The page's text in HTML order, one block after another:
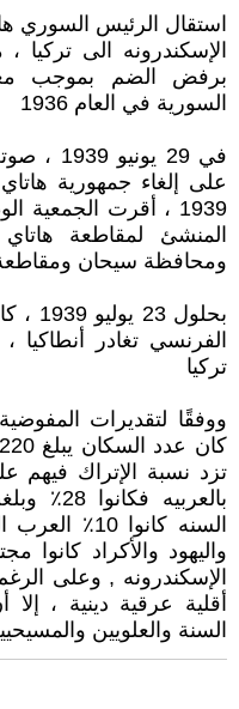
استقال الرئيس السوري
الإسكندرونه الى تركيا
برفض الضم بموجب
السورية في العام 1936
في 29
1939 ، أقرت الجمعية
المنشئ لمقاطعة
ومحافظة سيحان
الفرنسي تغادر أنطاكيا
تركيا
الإسكندرونه , وعلى
أقلية عرقية دينية ، إلا
السنة والعلويين